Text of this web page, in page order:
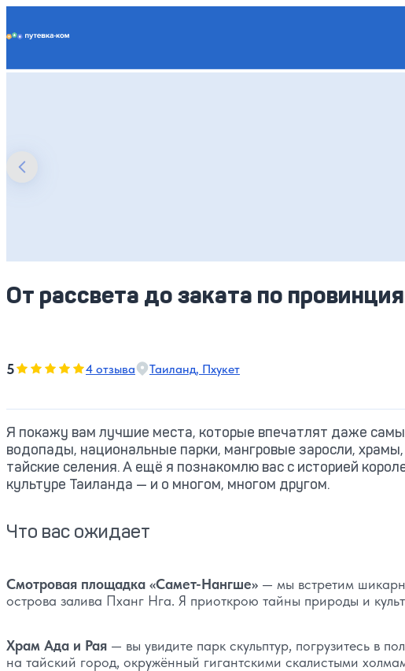
От рассвета до заката по
5Оценка, количество звезд:5
4 отзыва Таиланд, Пхукет
Я покажу вам лучшие места, которые впечатлят даже
водопады, национальные парки, мангровые заросли,
тайские селения. А ещё я познакомлю вас с историей
культуре Таиланда — и о многом, многом другом.
Что вас ожидает
Смотровая площадка «Самет-Нангше» — мы встретим
острова залива Пханг Нга. Я приоткрою тайны природы и
Храм Ада и Рая — вы увидите парк скульптур, погрузитесь в
на тайский город, окружённый гигантскими скалистыми